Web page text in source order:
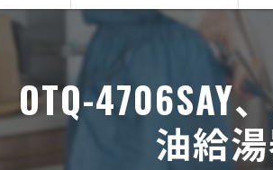
油給